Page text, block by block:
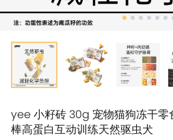
yee 小籽砖 30g 宠物猫狗冻干零
棒高蛋白互动训练天然驱虫犬